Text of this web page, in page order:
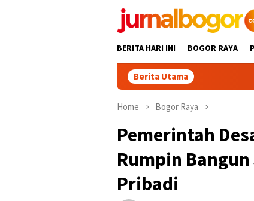
BERITA HARI INI BOGOR RAYA
Berita Utama
Home Bogor Raya
Pemerintah
Rumpin
Pribadi